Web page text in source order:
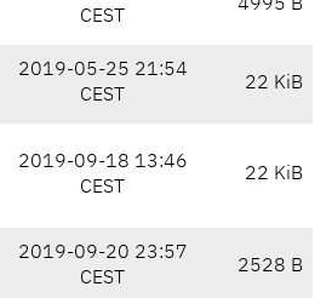
CEST
4995 B
2019-05-25 21:54
CEST
22 KiB
2019-09-18 13:46
CEST
22 KiB
2019-09-20 23:57
CEST
2528 B